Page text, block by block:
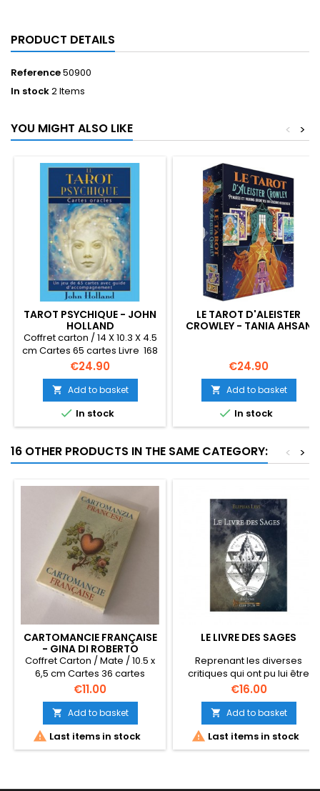
PRODUCT DETAILS
Reference50900
In stock2 Items
YOU MIGHT ALSO LIKE >
<
TAROT PSYCHIQUE - JOHN
HOLLAND
Coffret carton / 14 X 10.3 X 4.5
cm Cartes 65 cartes Livre 168
pages en français 2011 plus
édité
Price
€24.90
 Add to basket
 In stock
LE TAROT D'ALEISTER
CROWLEY - TANIA AHSAN
Price
€24.90
 Add to basket
 In stock
16 OTHER PRODUCTS IN THE SAME CATEGORY: >
<
CARTOMANCIE FRANÇAISE
- GINA DI ROBERTO
Coffret Carton / Mate / 10.5 x
6,5 cm Cartes 36 cartes
Livre Livret en Noir et blanc
(Notice anglais-italien-
espagnol-français-
allemand.)
Price
€11.00
 Add to basket
 Last items in stock
LE LIVRE DES SAGES
Reprenant les diverses
critiques qui ont pu lui être
faites en son temps par
divers “sages” (médecins,
savants, prêtres, etc.) quant
au contenu de ce qu’il
dévoilait au sein de ses
travaux, Eliphas Lévi prend ici
Price
€16.00
 Add to basket
 Last items in stock